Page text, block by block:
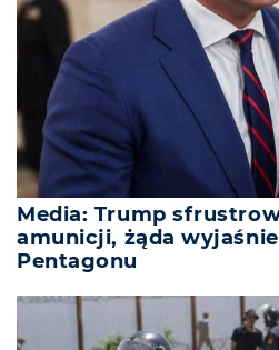
Media: Trump
amunicji, żąda
Pentagonu